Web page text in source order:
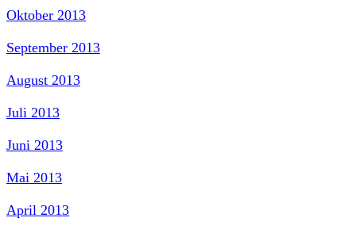
Oktober 2013
September 2013
August 2013
Juli 2013
Juni 2013
Mai 2013
April 2013